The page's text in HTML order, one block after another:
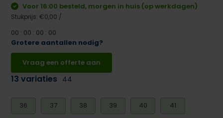
Voor 16:00 besteld, morgen in huis (op werkdagen)
Stukprijs:€0,00 /
00 : 00 : 00 : 00
Grotere aantallen nodig?
Vraag een offerte aan
13 variaties 44
36 37 38 39 40 41